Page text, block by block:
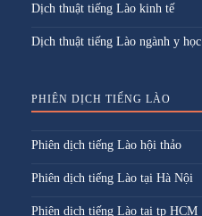
Dịch thuật tiếng Lào kinh tế
Dịch thuật tiếng Lào ngành y học
PHIÊN DỊCH TIẾNG LÀO
Phiên dịch tiếng Lào hội thảo
Phiên dịch tiếng Lào tại Hà Nội
Phiên dịch tiếng Lào tại tp HCM